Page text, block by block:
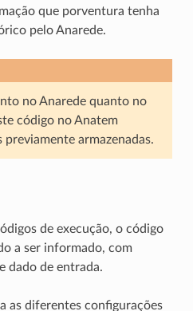
que porventura tenha
pelo Anarede.
no Anarede quanto no
código no Anatem
armazenadas.
de execução, o código
a ser informado, com
dado de entrada.
as diferentes configurações